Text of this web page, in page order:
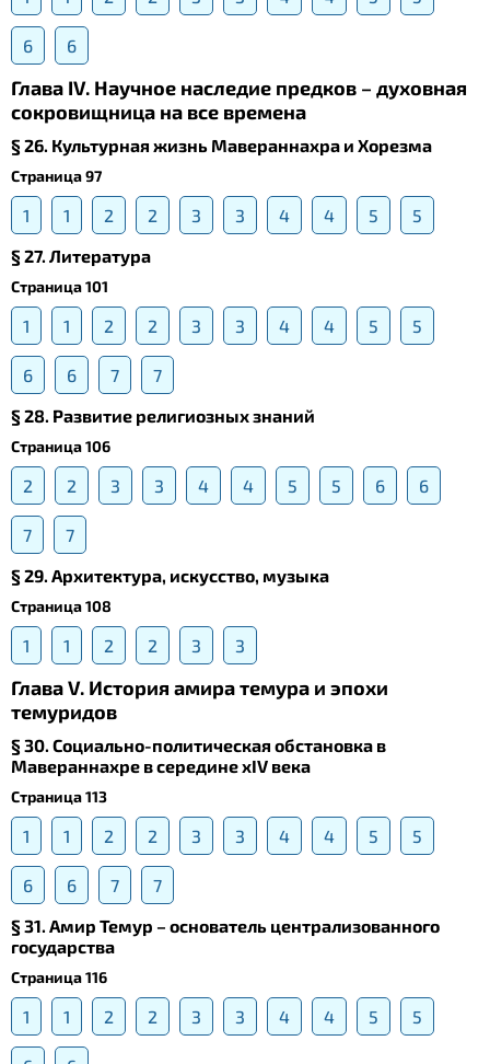
6 6
Глава IV. Научное наследие предков – духовная
сокровищница на все времена
§ 26. Культурная жизнь Мавераннахра и Хорезма
Страница 97
1 1 2 2 3 3 4 4 5
5
§ 27. Литература
Страница 101
1 1 2 2 3 3 4 4 5 5
6 6 7
7
§ 28. Развитие религиозных знаний
Страница 106
2 2 3 3 4 4 5 5 6 6
7
7
§ 29. Архитектура, искусство, музыка
Страница 108
1 1 2 2 3 3
Глава V. История амира темура и эпохи
темуридов
§ 30. Социально-политическая обстановка в
Мавераннахре в середине xIV века
Страница 113
1 1 2 2 3 3 4 4 5 5
6 6 7
7
§ 31. Амир Темур – основатель централизованного
государства
Страница 116
1 1 2 2 3 3 4 4 5 5